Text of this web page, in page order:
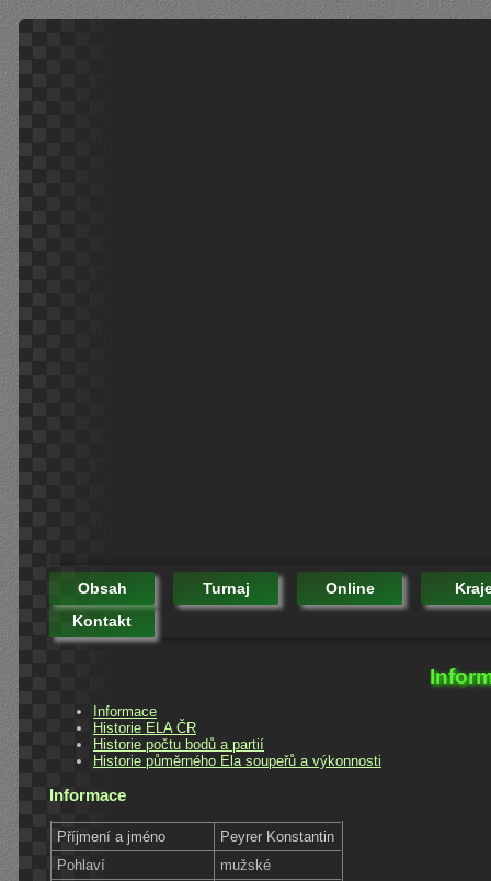
Obsah Turnaj Online
Kontakt
Informace
Historie ELA ČR
Historie počtu bodů a partií
Historie půměrného Ela soupeřů a výkonnosti
Informace
Příjmení a jméno
Peyrer Konstantin
Pohlaví
mužské